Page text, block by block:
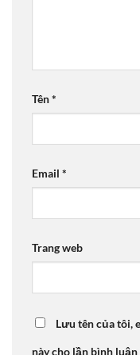
Tên*
Email *
Trang web
Lưu tên của tôi,
này cho lần bình